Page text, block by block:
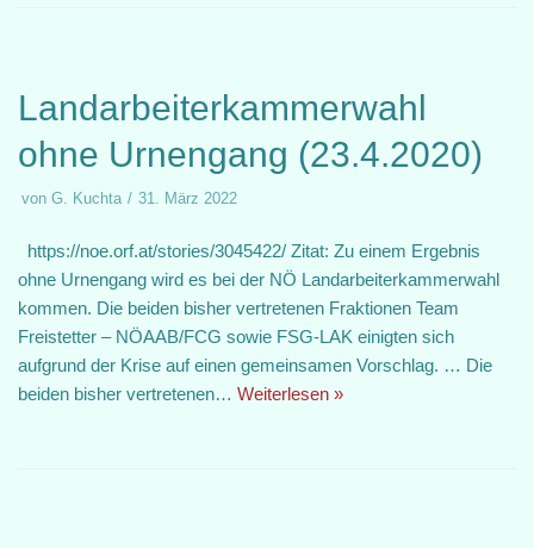
Landarbeiterkammerwahl
ohne Urnengang (23.4.2020)
von G. Kuchta 31. März 2022
https://noe.orf.at/stories/3045422/ Zitat: Zu einem Ergebnis
ohne Urnengang wird es bei der NÖ Landarbeiterkammerwahl
kommen. Die beiden bisher vertretenen Fraktionen Team
Freistetter – NÖAAB/FCG sowie FSG-LAK einigten sich
aufgrund der Krise auf einen gemeinsamen Vorschlag. … Die
beiden bisher vertretenen… Weiterlesen »